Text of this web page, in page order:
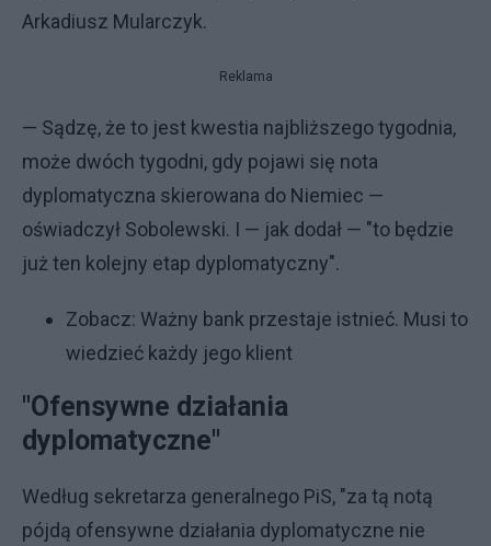
Arkadiusz Mularczyk.
Reklama
— Sądzę, że to jest kwestia najbliższego tygodnia,
może dwóch tygodni, gdy pojawi się nota
dyplomatyczna skierowana do Niemiec —
oświadczył Sobolewski. I — jak dodał — "to będzie
już ten kolejny etap dyplomatyczny".
Zobacz: Ważny bank przestaje istnieć. Musi to
wiedzieć każdy jego klient
"Ofensywne działania
dyplomatyczne"
Według sekretarza generalnego PiS, "za tą notą
pójdą ofensywne działania dyplomatyczne nie